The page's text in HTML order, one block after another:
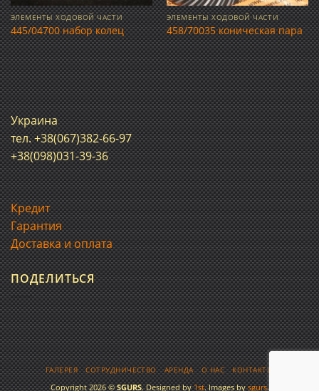
ЭЛЕМЕНТЫ ХОДОВОЙ ЧАСТИ
445/04700 набор колец
ЭЛЕМЕНТЫ ХОДОВОЙ ЧАСТИ
458/70035 коническая пара
Украина
тел. +38(067)382-66-97
+38(098)031-39-36
Кредит
Гарантия
Доставка и оплата
ПОДЕЛИТЬСЯ
ГАЛЕРЕЯ СОТРУДНИЧЕСТВО АРЕНДА О НАС КОНТАКТЫ
Copyright 2026 ©SGURS. Designed by1st. Images bysgurs.